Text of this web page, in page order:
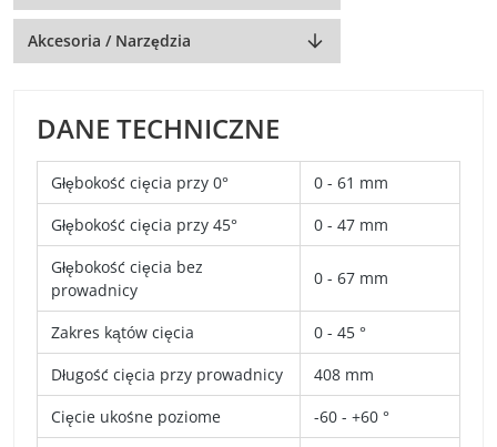
Akcesoria / Narzędzia
DANE TECHNICZNE
Głębokość cięcia przy 0°
0 - 61 mm
Głębokość cięcia przy 45°
0 - 47 mm
Głębokość cięcia bez
prowadnicy
0 - 67 mm
Zakres kątów cięcia
0 - 45 °
Długość cięcia przy prowadnicy
408 mm
Cięcie ukośne poziome
-60 - +60 °